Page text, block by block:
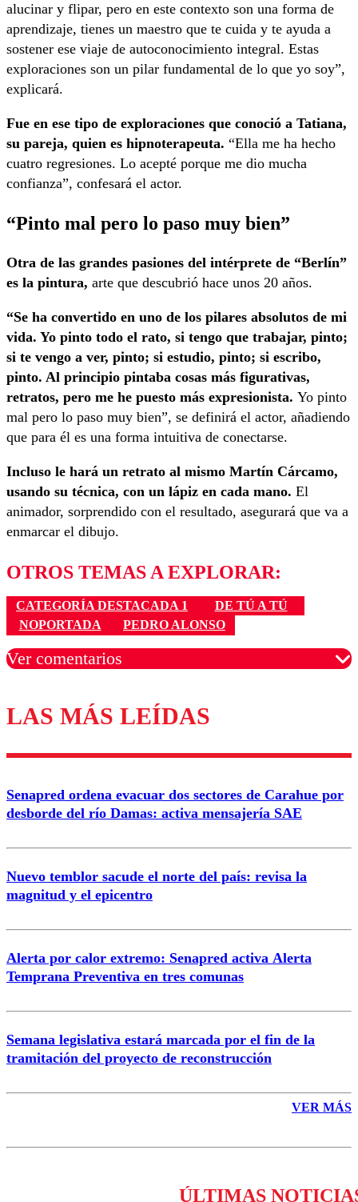
alucinar y flipar, pero en este contexto son una forma de
aprendizaje, tienes un maestro que te cuida y te ayuda a
sostener ese viaje de autoconocimiento integral. Estas
exploraciones son un pilar fundamental de lo que yo soy”,
explicará.
Fue en ese tipo de exploraciones que conoció a Tatiana,
su pareja, quien es hipnoterapeuta. “Ella me ha hecho
cuatro regresiones. Lo acepté porque me dio mucha
confianza”, confesará el actor.
“Pinto mal pero lo paso muy bien”
Otra de las grandes pasiones del intérprete de “Berlín”
es la pintura, arte que descubrió hace unos 20 años.
“Se ha convertido en uno de los pilares absolutos de mi
vida. Yo pinto todo el rato, si tengo que trabajar, pinto;
si te vengo a ver, pinto; si estudio, pinto; si escribo,
pinto. Al principio pintaba cosas más figurativas,
retratos, pero me he puesto más expresionista. Yo pinto
mal pero lo paso muy bien”, se definirá el actor, añadiendo
que para él es una forma intuitiva de conectarse.
Incluso le hará un retrato al mismo Martín Cárcamo,
usando su técnica, con un lápiz en cada mano. El
animador, sorprendido con el resultado, asegurará que va a
enmarcar el dibujo.
OTROS TEMAS A EXPLORAR:
CATEGORÍA DESTACADA 1
DE TÚ A TÚ
NOPORTADA
PEDRO ALONSO
Ver comentarios
Los comentarios son moderados para garantizar un
diálogo respetuoso.
Nombre
Correo
LAS MÁS LEÍDAS
Senapred ordena evacuar dos sectores de Carahue por
desborde del río Damas: activa mensajería SAE
Nuevo temblor sacude el norte del país: revisa la
magnitud y el epicentro
Alerta por calor extremo: Senapred activa Alerta
Temprana Preventiva en tres comunas
Semana legislativa estará marcada por el fin de la
tramitación del proyecto de reconstrucción
VER MÁS
ÚLTIMAS